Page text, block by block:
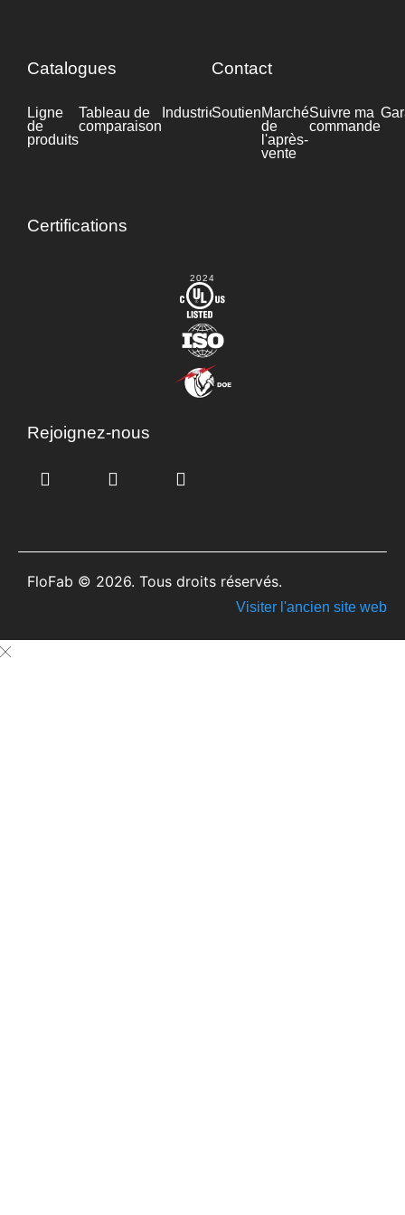
Catalogues
Ligne
de
produits
Tableau de
comparaison
IndustrieFiche
technique
Contact
SoutienMarché
de
l'après-
vente
Suivre ma
commande
Certifications
2024
Rejoignez-nous
FloFab © 2026. Tous droits réservés.
Visiter l'ancien site web